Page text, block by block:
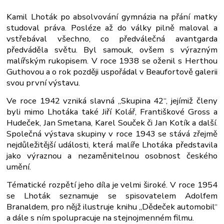
Kamil Lhoták po absolvování gymnázia na přání matky
studoval práva. Posléze až do války pilně maloval a
vstřebával všechno, co předválečná avantgarda
předváděla světu. Byl samouk, ovšem s výrazným
malířským rukopisem. V roce 1938 se oženil s Herthou
Guthovou a o rok později uspořádal v Beaufortově galerii
svou první výstavu.
Ve roce 1942 vzniká slavná „Skupina 42“, jejímiž členy
byli mimo Lhotáka také Jiří Kolář, Františkové Gross a
Hudeček, Jan Smetana, Karel Souček či Jan Kotík a další.
Společná výstava skupiny v roce 1943 se stává zřejmě
nejdůležitější události, která malíře Lhotáka představila
jako výraznou a nezaměnitelnou osobnost českého
umění.
Tématické rozpětí jeho díla je velmi široké. V roce 1954
se Lhoták seznamuje se spisovatelem Adolfem
Branaldem, pro nějž ilustruje knihu „Dědeček automobil“
a dále s ním spolupracuje na stejnojmenném filmu.